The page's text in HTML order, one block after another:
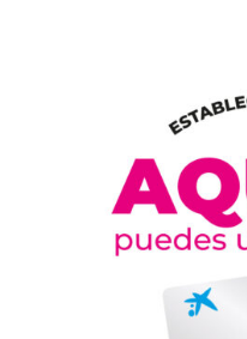
Selección de personal
CÓMO ASOCIARSE